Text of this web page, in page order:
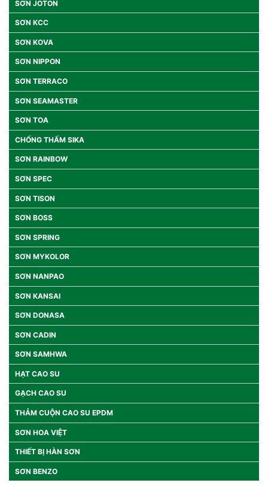
SƠN JOTON
SƠN KCC
SƠN KOVA
SƠN NIPPON
SƠN TERRACO
SƠN SEAMASTER
SƠN TOA
CHỐNG THẤM SIKA
SƠN RAINBOW
SƠN SPEC
SƠN TISON
SƠN BOSS
SƠN SPRING
SƠN MYKOLOR
SƠN NANPAO
SƠN KANSAI
SƠN DONASA
SƠN CADIN
SƠN SAMHWA
HẠT CAO SU
GẠCH CAO SU
THẢM CUỘN CAO SU EPDM
SƠN HOA VIỆT
THIẾT BỊ HÀN SƠN
SƠN BENZO